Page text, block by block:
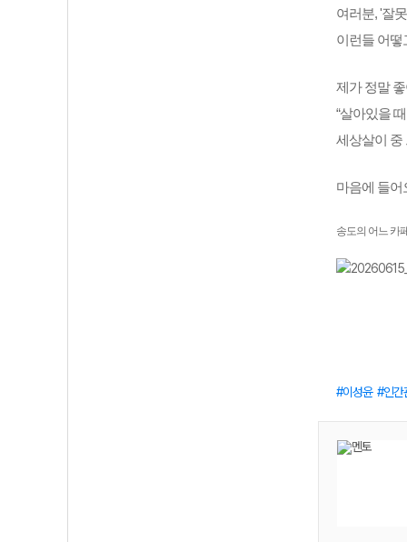
여러분, '잘
이런들 어떻
제가 정말
“살아있을
세상살이 중
마음에 들어
송도의 어느 카
이성윤 인간